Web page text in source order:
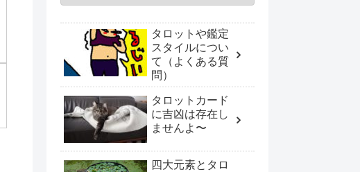
タロットや鑑定
スタイルについ
て（よくある質
問）
タロットカード
に吉凶は存在し
ませんよ〜
四大元素とタロ